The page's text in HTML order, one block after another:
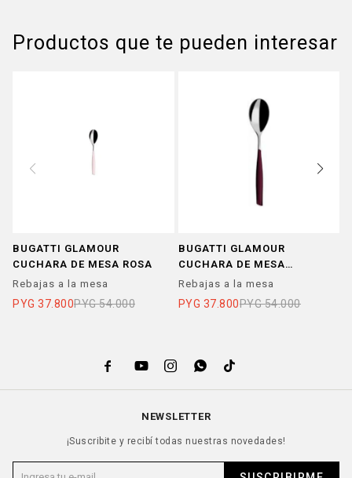
Productos que te pueden interesar
BUGATTI GLAMOUR
CUCHARA DE MESA ROSA
Rebajas a la mesa
PYG 37.800PYG 54.000
BUGATTI GLAMOUR
CUCHARA DE MESA
GRANATE
Rebajas a la mesa
PYG 37.800PYG 54.000
    
NEWSLETTER
¡Suscribite y recibí todas nuestras novedades!